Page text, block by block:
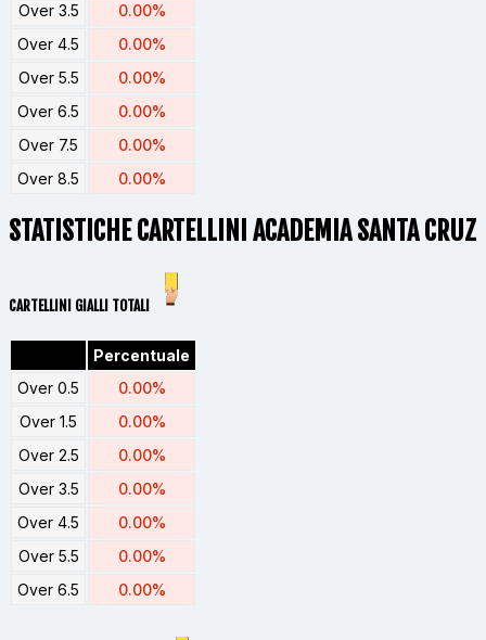
Over 3.5
0.00%
Over 4.5
0.00%
Over 5.5
0.00%
Over 6.5
0.00%
Over 7.5
0.00%
Over 8.5
0.00%
STATISTICHE CARTELLINI ACADEMIA SANTA CRUZ
CARTELLINI GIALLI TOTALI
Percentuale
Over 0.5
0.00%
Over 1.5
0.00%
Over 2.5
0.00%
Over 3.5
0.00%
Over 4.5
0.00%
Over 5.5
0.00%
Over 6.5
0.00%